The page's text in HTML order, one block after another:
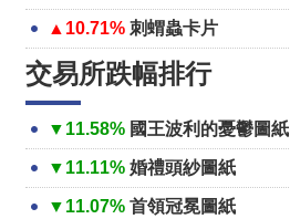
▲10.71% 刺蝟蟲卡片
交易所跌幅排行
▼11.58% 國王波利的憂鬱圖紙
▼11.11% 婚禮頭紗圖紙
▼11.07% 首領冠冕圖紙